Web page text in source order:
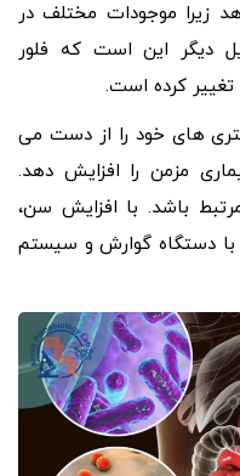
زیرا موجودات مختلف در
دیگر این است که فلور
تغییر کرده است.
های خود را از دست می
مزمن را افزایش دهد.
باشد. با افزایش سن،
با دستگاه گوارش و سیستم